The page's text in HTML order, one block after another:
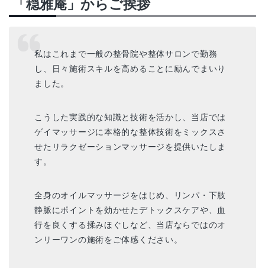
「穏雅庵」からご挨拶
私はこれまで一般の整骨院や整体サロンで勤務
し、日々施術スキルを高めることに励んでまいり
ました。
こうした実践的な知識と技術を活かし、当店では
ゲイマッサージに本格的な整体技術をミックスさ
せたリラクゼーションマッサージを提供いたしま
す。
全身のオイルマッサージをはじめ、リンパ・下肢
静脈にポイントを効かせたデトックスケアや、血
行を良くする揉みほぐしなど、当店ならではのオ
ンリーワンの施術をご体感ください。